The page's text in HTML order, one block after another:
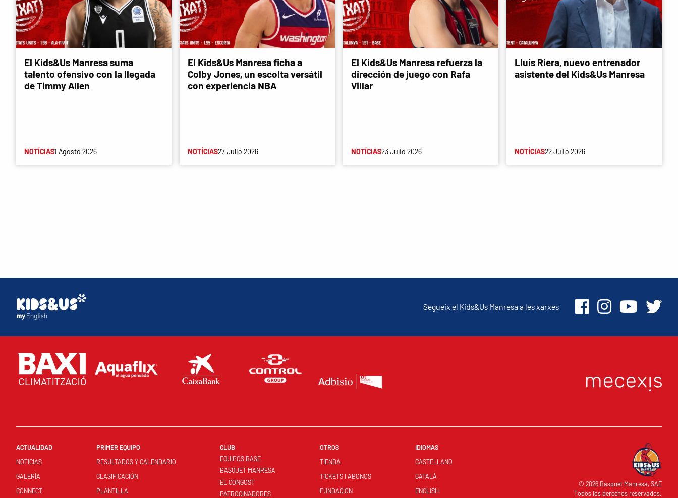
El Kids&Us Manresa suma
talento ofensivo con la llegada
de Timmy Allen
NOTÍCIAS1 Agosto 2026
El Kids&Us Manresa ficha a
Colby Jones, un escolta versátil
con experiencia NBA
NOTÍCIAS27 Julio 2026
El Kids&Us Manresa refuerza la
dirección de juego con Rafa
Villar
NOTÍCIAS23 Julio 2026
Lluís Riera, nuevo entrenador
asistente del Kids&Us Manresa
NOTÍCIAS22 Julio 2026
Segueix el Kids&Us Manresa a les xarxes
ACTUALIDAD
NOTICIAS
GALERÍA
CONNECT
PRIMER EQUIPO
RESULTADOS Y CALENDARIO
CLASIFICACIÓN
PLANTILLA
CLUB
EQUIPOS BASE
BASQUET MANRESA
EL CONGOST
PATROCINADORES
OTROS
TIENDA
TICKETS I ABONOS
FUNDACIÓN
IDIOMAS
CASTELLANO
CATALÀ
ENGLISH
© 2026 Bàsquet Manresa, SAE
Todos los derechos reservados.